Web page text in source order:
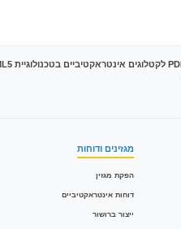
מגזינים ודוחות
הפקת מגזין
דוחות אינטראקטיביים
ייצור ברושור